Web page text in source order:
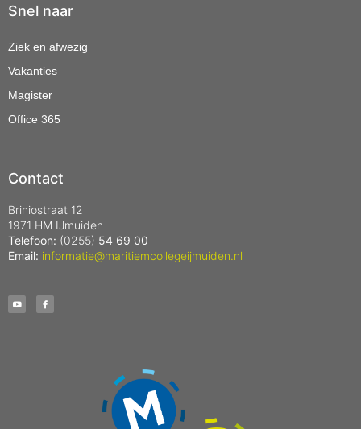
Snel naar
Ziek en afwezig
Vakanties
Magister
Office 365
Contact
Briniostraat 12
1971 HM IJmuiden
Telefoon: (0255) 54 69 00
Email: informatie@maritiemcollegeijmuiden.nl